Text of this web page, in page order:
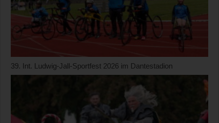
39. Int. Ludwig-Jall-Sportfest 2026 im Dantestadion